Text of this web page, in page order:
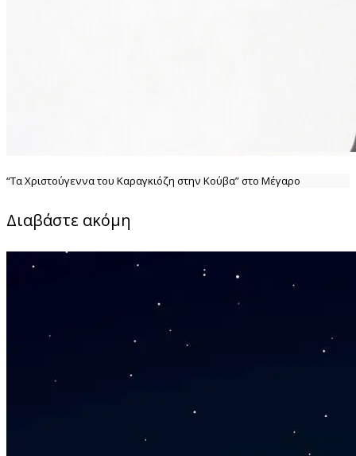
“Τα Χριστούγεννα του Καραγκιόζη στην Κούβα” στο Μέγαρο
Διαβάστε ακόμη